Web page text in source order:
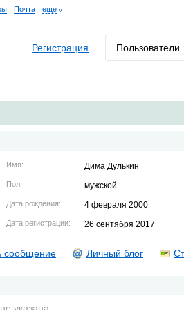
Почта еще
Регистрация Пользователи
Имя: Дима Дулькин
Пол: мужской
Дата рождения: 4 февраля 2000
Дата регистрации: 26 сентября 2017
сообщение Личный блог